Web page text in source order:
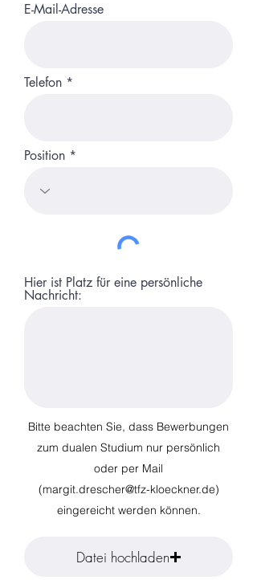
E-Mail-Adresse
Telefon
Position
Hier ist Platz für eine persönliche
Nachricht:
Bitte beachten Sie, dass Bewerbungen
zum dualen Studium nur persönlich
oder per Mail
(margit.drescher@tfz-kloeckner.de)
eingereicht werden können.
Datei hochladen